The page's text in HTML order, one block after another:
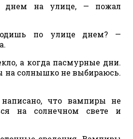
днем на улице, — пожал
по улице днем? —
а когда пасмурные дни.
на солнышко не выбираюсь.
что вампиры не
на солнечном свете и